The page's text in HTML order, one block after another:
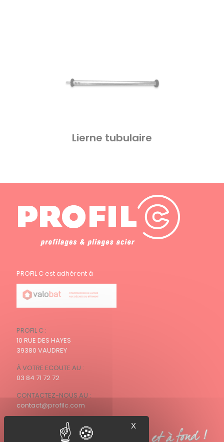
Lierne tubulaire
PROFIL C est adhérent à
PROFIL C :
10 RUE DES HAYES
39380 VAUDREY
À VOTRE ECOUTE AU :
03 84 71 72 72
CONTACTEZ-NOUS AU :
contact@profilc.com
X